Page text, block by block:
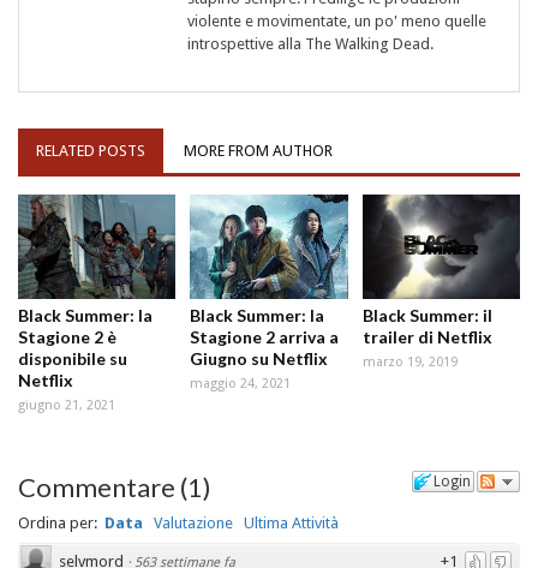
violente e movimentate, un po' meno quelle
introspettive alla The Walking Dead.
RELATED POSTS MORE FROM AUTHOR
Black Summer: la
Stagione 2 è
disponibile su
Netflix
giugno 21, 2021
Black Summer: la
Stagione 2 arriva a
Giugno su Netflix
maggio 24, 2021
Black Summer: il
trailer di Netflix
marzo 19, 2019
Login
Commentare (1)
Ordina per: Data Valutazione Ultima Attività
+1
selvmord · 563 settimane fa